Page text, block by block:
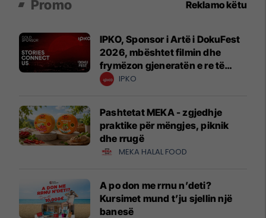
Promo Reklamo këtu
IPKO, Sponsor i Artë i DokuFest
2026, mbështet filmin dhe
frymëzon gjeneratën e re të
krijuesve
IPKO
Pashtetat MEKA - zgjedhje
praktike për mëngjes, piknik
dhe rrugë
MEKA HALAL FOOD
A po don me rrnu n’deti?
Kursimet mund t’ju sjellin një
banesë